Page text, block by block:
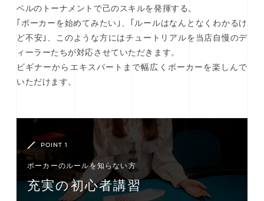
ベルのトーナメントで己のスキルを発揮する。
｢ポーカーを始めてみたい｣、｢ルールはなんとなくわかるけ
ど不安｣、このような方にはチュートリアルを当店自慢のデ
ィーラーたちが対応させていただきます。
ビギナーからエキスパートまで幅広くポーカーを楽しんで
いただけます。
POINT 1
ポーカーのルールを知らない⽅
充実の初⼼者講習